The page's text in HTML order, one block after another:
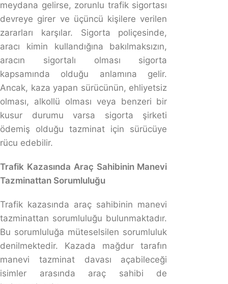
Aracın sahibi kaza sonrasında benden
tazminat talep edebilir mi?
Evet, araç sahibi, kazadan doğan zararlar için ödemek
zorunda kaldığı tazminatı sizden rücu yoluyla talep
edebilir.
Şirket Aracıyla Yapılan Kazayı Kim Öder?
Şirket aracıyla yapılan kazada, sürücü kusurluysa
üçüncü kişilere verilen zararlar zorunlu trafik sigortası
nedeniyle sigorta kapsamı dışında kalan masraflar veya
şirketin uğradığı zararlar, sürücüye rücu edilebilir.
Av. Cuma Ali Koç hakkında
Av. Cuma Ali Koç, Atatürk Üniversitesi Hukuk